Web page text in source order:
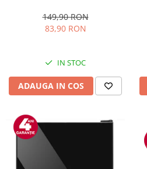
forme, 1400W, Indicator
luminos, Placi antiaderente,
149,90 RON
83,90 RON
IN STOC
ADAUGA IN COS